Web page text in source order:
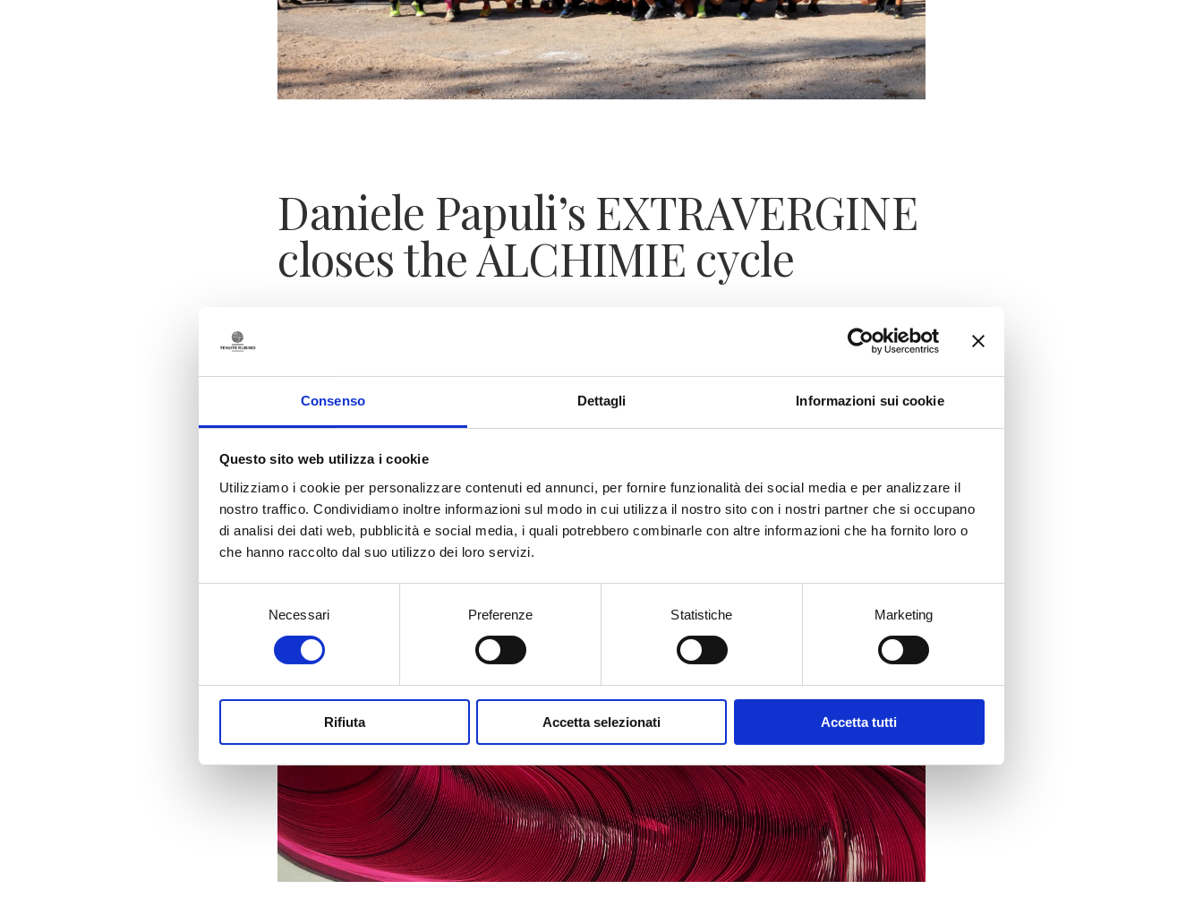
Consenso Dettagli Informazioni sui cookie
Questo sito web utilizza i cookie
Utilizziamo i cookie per personalizzare contenuti ed annunci, per fornire funzionalità dei social media e per analizzare il
nostro traffico. Condividiamo inoltre informazioni sul modo in cui utilizza il nostro sito con i nostri partner che si occupano
di analisi dei dati web, pubblicità e social media, i quali potrebbero combinarle con altre informazioni che ha fornito loro o
che hanno raccolto dal suo utilizzo dei loro servizi.
Necessari Preferenze Statistiche Marketing
Rifiuta Accetta selezionati Accetta tutti
Daniele Papuli’s EXTRAVERGINE
closes the ALCHIMIE cycle
, the barrel cellar of Tenute Rubino will host
Daniele Papuli.
The exhibition marks the fourth and final chapter of
ALCHIMIE | Art, Matter,
Wine: Transformations, the contemporary art series by theRubino Art Project,